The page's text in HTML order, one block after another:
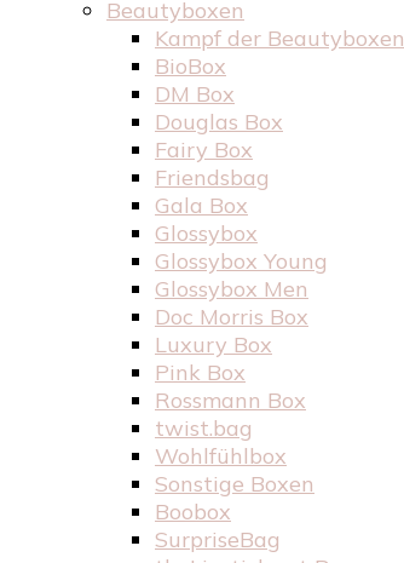
Beautyboxen
Kampf der Beautyboxen
BioBox
DM Box
Douglas Box
Fairy Box
Friendsbag
Gala Box
Glossybox
Glossybox Young
Glossybox Men
Doc Morris Box
Luxury Box
Pink Box
Rossmann Box
twist.bag
Wohlfühlbox
Sonstige Boxen
Boobox
SurpriseBag